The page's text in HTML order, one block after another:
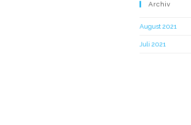
Archiv
August 2021
Juli 2021